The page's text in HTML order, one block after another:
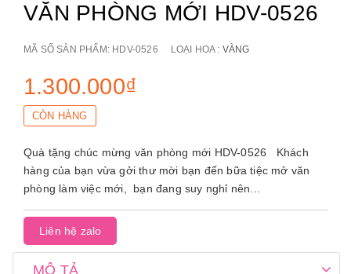
VĂN PHÒNG MỚI HDV-0526
MÃ SỐ SẢN PHẨM: HDV-0526 LOẠI HOA : VÀNG
1.300.000₫
CÒN HÀNG
Quà tặng chúc mừng văn phòng mới HDV-0526 Khách
hàng của bạn vừa gởi thư mời bạn đến bữa tiệc mở văn
phòng làm việc mới, bạn đang suy nghỉ nên...
Liên hệ zalo
MÔ TẢ